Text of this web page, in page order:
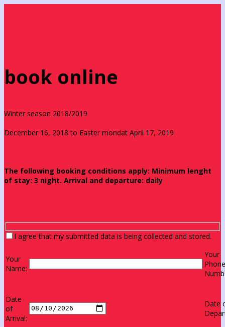
book online
Winter season 2018/2019
December 16, 2018 to Easter mondat April 17, 2019
The following booking conditions apply: Minimum lenght
of stay: 3 night. Arrival and departure: daily
I agree that my submitted data is being collected and stored.
Your
Name:
Your
Phone
Date
of
Arrival:
Date